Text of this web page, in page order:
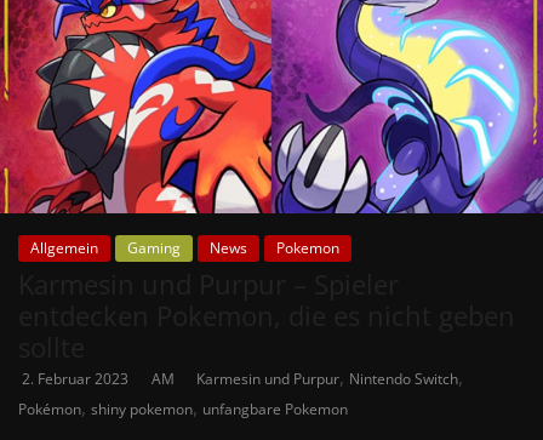
Allgemein Gaming News Pokemon
2. Februar 2023 AM Karmesin und Purpur, Nintendo Switch,
Pokémon, shiny pokemon, unfangbare Pokemon